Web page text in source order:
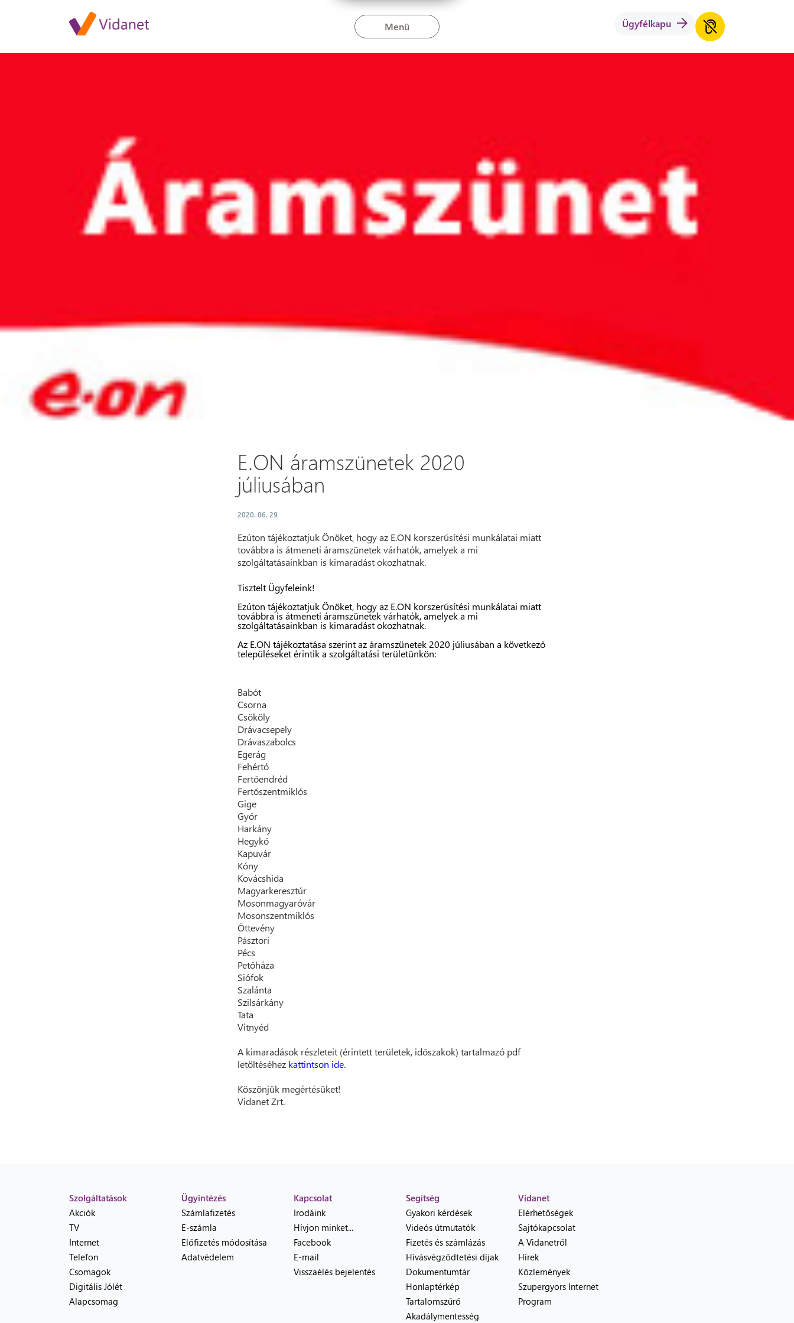
Menü Ügyfélkapu
E.ON áramszünetek 2020 júliusában
E.ON áramszünetek 2020
júliusában
2020. 06. 29
Ezúton tájékoztatjuk Önöket, hogy az E.ON korszerűsítési munkálatai miatt
továbbra is átmeneti áramszünetek várhatók, amelyek a mi
szolgáltatásainkban is kimaradást okozhatnak.
Tisztelt Ügyfeleink!
Ezúton tájékoztatjuk Önöket, hogy az E.ON korszerűsítési munkálatai miatt
továbbra is átmeneti áramszünetek várhatók, amelyek a mi
szolgáltatásainkban is kimaradást okozhatnak.
Az E.ON tájékoztatása szerint az áramszünetek 2020 júliusában a következő
településeket érintik a szolgáltatási területünkön:
Babót
Csorna
Csököly
Drávacsepely
Drávaszabolcs
Egerág
Fehértó
Fertőendréd
Fertőszentmiklós
Gige
Győr
Harkány
Hegykő
Kapuvár
Kóny
Kovácshida
Magyarkeresztúr
Mosonmagyaróvár
Mosonszentmiklós
Öttevény
Pásztori
Pécs
Petőháza
Siófok
Szalánta
Szilsárkány
Tata
Vitnyéd
A kimaradások részleteit (érintett területek, időszakok) tartalmazó pdf
letöltéséhez kattintson ide.
Köszönjük megértésüket!
Vidanet Zrt.
Szolgáltatások
Akciók
TV
Internet
Telefon
Csomagok
Digitális Jólét
Alapcsomag
Ügyintézés
Számlafizetés
E-számla
Előfizetés módosítása
Adatvédelem
Kapcsolat
Irodáink
Hívjon minket...
Facebook
E-mail
Visszaélés bejelentés
Segítség
Gyakori kérdések
Videós útmutatók
Fizetés és számlázás
Hívásvégződtetési díjak
Dokumentumtár
Honlaptérkép
Tartalomszűrő
Akadálymentesség
Vidanet
Elérhetőségek
Sajtókapcsolat
A Vidanetről
Hírek
Közlemények
Szupergyors Internet
Program